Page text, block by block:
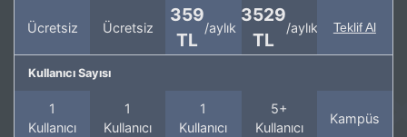
Ücretsiz Ücretsiz
359
TL
/aylık
3529
TL
/aylık Teklif Al
Kullanıcı Sayısı
1
Kullanıcı
1
Kullanıcı
1
Kullanıcı
5+
Kullanıcı
Kampüs